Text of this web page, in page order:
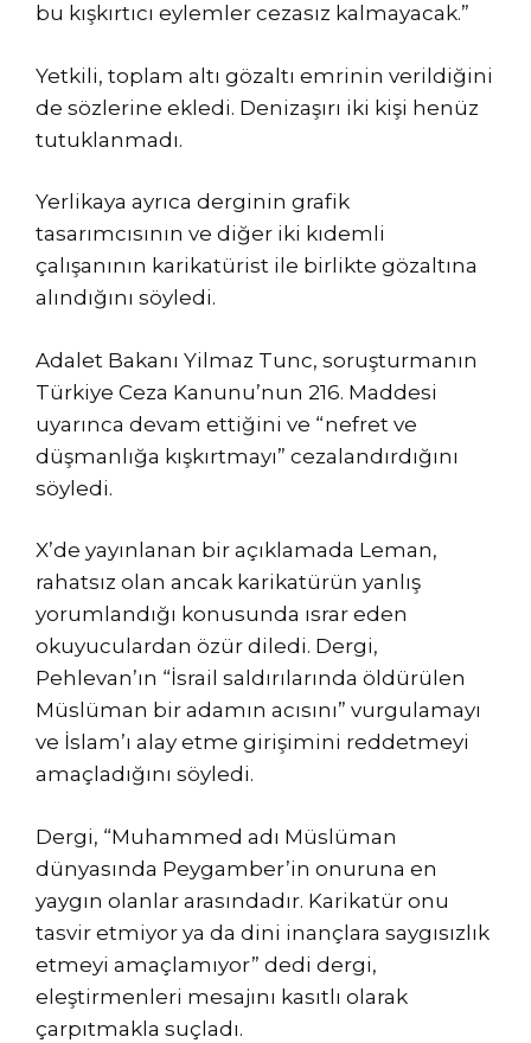
bu kışkırtıcı eylemler cezasız kalmayacak.”
Yetkili, toplam altı gözaltı emrinin verildiğini
de sözlerine ekledi. Denizaşırı iki kişi henüz
tutuklanmadı.
Yerlikaya ayrıca derginin grafik
tasarımcısının ve diğer iki kıdemli
çalışanının karikatürist ile birlikte gözaltına
alındığını söyledi.
Adalet Bakanı Yilmaz Tunc, soruşturmanın
Türkiye Ceza Kanunu’nun 216. Maddesi
uyarınca devam ettiğini ve “nefret ve
düşmanlığa kışkırtmayı” cezalandırdığını
söyledi.
X’de yayınlanan bir açıklamada Leman,
rahatsız olan ancak karikatürün yanlış
yorumlandığı konusunda ısrar eden
okuyuculardan özür diledi. Dergi,
Pehlevan’ın “İsrail saldırılarında öldürülen
Müslüman bir adamın acısını” vurgulamayı
ve İslam’ı alay etme girişimini reddetmeyi
amaçladığını söyledi.
Dergi, “Muhammed adı Müslüman
dünyasında Peygamber’in onuruna en
yaygın olanlar arasındadır. Karikatür onu
tasvir etmiyor ya da dini inançlara saygısızlık
etmeyi amaçlamıyor” dedi dergi,
eleştirmenleri mesajını kasıtlı olarak
çarpıtmakla suçladı.